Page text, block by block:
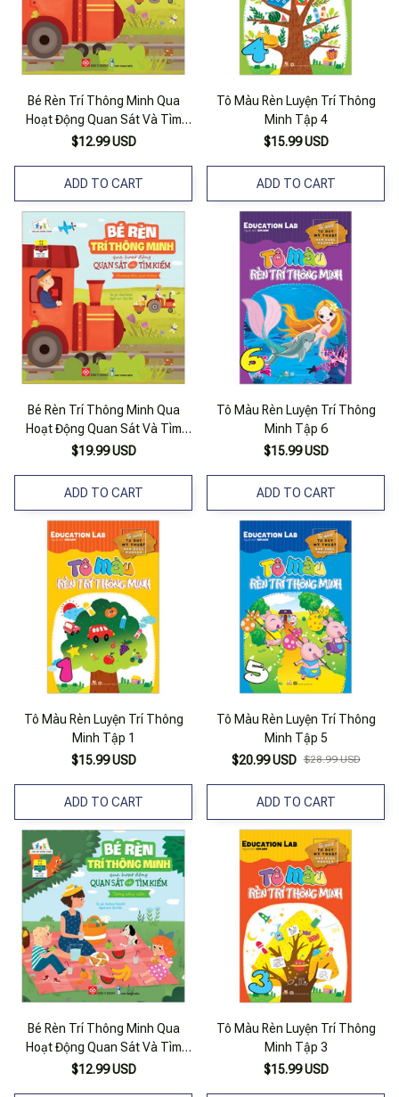
Bé Rèn Trí Thông Minh Qua
Hoạt Động Quan Sát Và Tìm
Kiếm - Phương Tiện Giao Thông
$12.99 USD
ADD TO CART
Tô Màu Rèn Luyện Trí Thông
Minh Tập 4
$15.99 USD
ADD TO CART
Bé Rèn Trí Thông Minh Qua
Hoạt Động Quan Sát Và Tìm
Kiếm - Phương Tiện Giao Thông
$19.99 USD
ADD TO CART
Tô Màu Rèn Luyện Trí Thông
Minh Tập 6
$15.99 USD
ADD TO CART
Tô Màu Rèn Luyện Trí Thông
Minh Tập 1
$15.99 USD
ADD TO CART
Tô Màu Rèn Luyện Trí Thông
Minh Tập 5
$20.99 USD $28.99 USD
ADD TO CART
Bé Rèn Trí Thông Minh Qua
Hoạt Động Quan Sát Và Tìm
Kiếm - Trong Công Viên
$12.99 USD
Tô Màu Rèn Luyện Trí Thông
Minh Tập 3
$15.99 USD